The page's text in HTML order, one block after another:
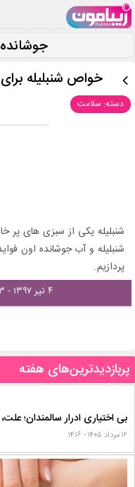
جوشانده
خواص شنبلیله
دسته: سلامت
شنبلیله یکی از سبزی های پر
شنبلیله و آب جوشانده اون
پردازیم.
۴ تیر ۱۳۹۷ - ۱۶:۲۳
پربازدیدترین‌های هفته
بی اختیاری ادرار سالمندان؛
۱۲ مرداد ۱۴۰۵ - ۱۴:۱۶